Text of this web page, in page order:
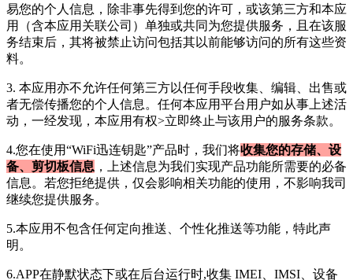
易您的个人信息，除非事先得到您的许可，或该第三方和本应
用（含本应用关联公司）单独或共同为您提供服务，且在该服
务结束后，其将被禁止访问包括其以前能够访问的所有这些资
料。
3. 本应用亦不允许任何第三方以任何手段收集、编辑、出售或
者无偿传播您的个人信息。任何本应用平台用户如从事上述活
动，一经发现，本应用有权>立即终止与该用户的服务条款。
4.您在使用“WiFi迅连钥匙”产品时，我们将收集您的存储、设
备、剪切板信息 ，上述信息为我们实现产品功能所需要的必备
信息。若您拒绝提供，仅会影响相关功能的使用，不影响我司
继续您提供服务。
5.本应用不包含任何定向推送、个性化推送等功能，特此声
明。
6.APP在静默状态下或在后台运行时,收集 IMEI、IMSI、设备